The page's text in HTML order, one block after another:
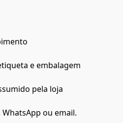
e embalagem
pela loja
ou email.